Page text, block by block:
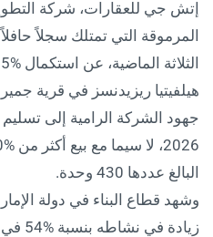
إتش جي للعقارات، شركة
المرموقة التي تمتلك سجلاً
هيلفيتيا ريزيدنسز في قرية
جهود الشركة الرامية إلى
البالغ عددها 430 وحدة.
وشهد قطاع البناء في دولة